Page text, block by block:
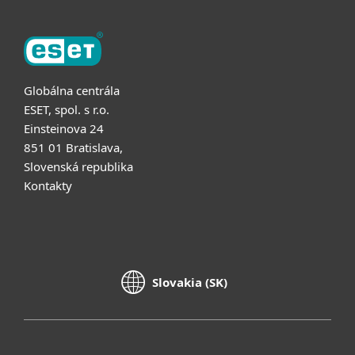
Globálna centrála
ESET, spol. s r.o.
Einsteinova 24
851 01 Bratislava,
Slovenská republika
Kontakty
Slovakia (SK)